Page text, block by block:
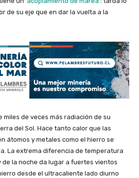
de su eje que en dar la vuelta a la
miles de veces más radiación de su
del Sol. Hace tanto calor que las
átomos y metales como el hierro se
La extrema diferencia de temperatura
de la noche da lugar a fuertes vientos
desde el ultracaliente lado diurno